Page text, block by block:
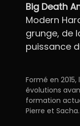
Big Death
Modern
grunge, de
puissance
Formé en
évolutions
formation
Pierre et Sacha.